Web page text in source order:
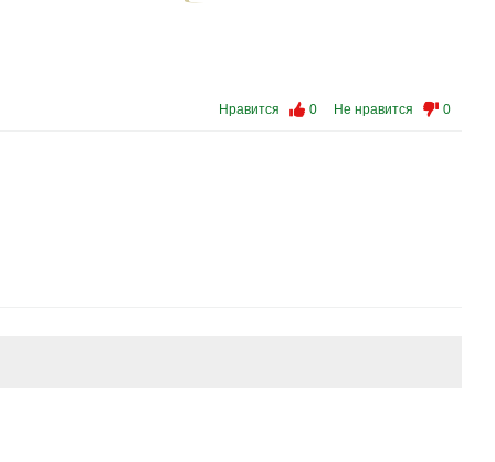
Нравится 0 Не нравится 0